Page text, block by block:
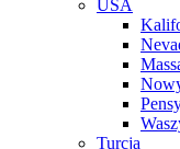
USA
Turcja